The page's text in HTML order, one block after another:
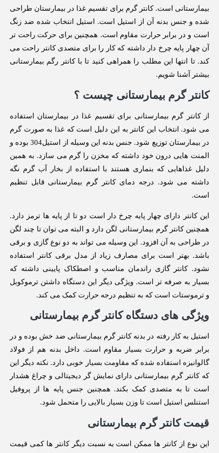
بیمارستانی است. کانتر گرم برای تقسیم غذا در بیمارستان طراحی
شده و جنس بدنه آن از استیل است. استیل انتخاب شده ضد زنگ
است و در برابر حرارت مقاوم است. همچنین برای حرکت راحت تر
آن چهار پایه چرخ دار داشته که کار را برای متصدی کانتر راحت می
کند. تا انتها این مطلب را همراهی کنید تا با کانتر رگم بیمارستانی
بیشتر آشنا شویم.
کانتر گرم بیمارستانی چیست ؟
از کانتر گرم بیمارستانی برای تقسیم غذا در بیمارستان استفاده
می شود. انتخاب این کانتر به این دلیل است که غذا به صورت گرم
در بیمارستان توزیع شود. جنس بدنه این وسیله از استیل304 بوده و
المنت هایی درون خود داشته که مخزن را گرم می سازد. به همین
دلیل غذاهایی که بنماری هستند با استفاده از بخار آب گرم نگه
داشته می شود. درجه دمای کانتر گرم بیمارستانی قابل تنظیم
است.
این کانتر دارای چهار پایه چرخ دار است دو تا از پایه ها ترمز دارد.
همچنین کانتر گرم بیمارستانی لگن دارد و البته می توان تا چند لگن
در طراحی به آن افزود. این وسیله می تواند به دو نوع گازی و برقی
باشد. بهتر است برای مصارف زیاد از مدل برقی کانتر استفاده
نشود. کانتر گازی راندمان مناسب و اصطکاک پایینی داشته که
بسیار به صرفه تر است. ویژگی دیگر این دستگاه داشتن ترموکوبل
و ترموستات است که به تنظیم درجه حرارت کمک می کند.
ویژگی های دستگاه کانتر گرم بیمارستانی
استیل به کار رفته در بدنه کانتر گرم بیمارستانی ضد خش بوده و در
برابر ضربه و حرارت بسیار مقاوم است. داخل بدنه هم از فولاد
گالوانیزه استفاده شده که مقاومت بسیار خوبی دارد. نکته دیگر این
که کانتر گرم بیمارستانی دارای نمایش گر دیجیتالی و چراغ هشدار
است تا به متصدی کمک بکند. همچنین جنس پایه ها از پروفیل
استنلس استیل است تا وزن بسیار بالایی را متحمل شود.
قیمت کانتر گرم بیمارستانی
این نوع از کانتر ها ممکن است به نسبت دیگر کانتر ها کمی قیمت